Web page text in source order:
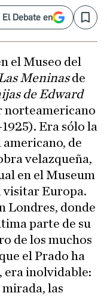
El Debate en Save
el Museo del
Las Meninasde
de Edward
norteamericano
Era sólo la
americano, de
velazqueña,
en el Museum
visitar Europa.
Londres, donde
parte de su
de los muchos
el Prado ha
era inolvidable:
las